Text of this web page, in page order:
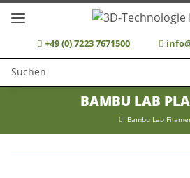
+49 (0) 7223 7671500
BAMBU LAB
Bambu Lab